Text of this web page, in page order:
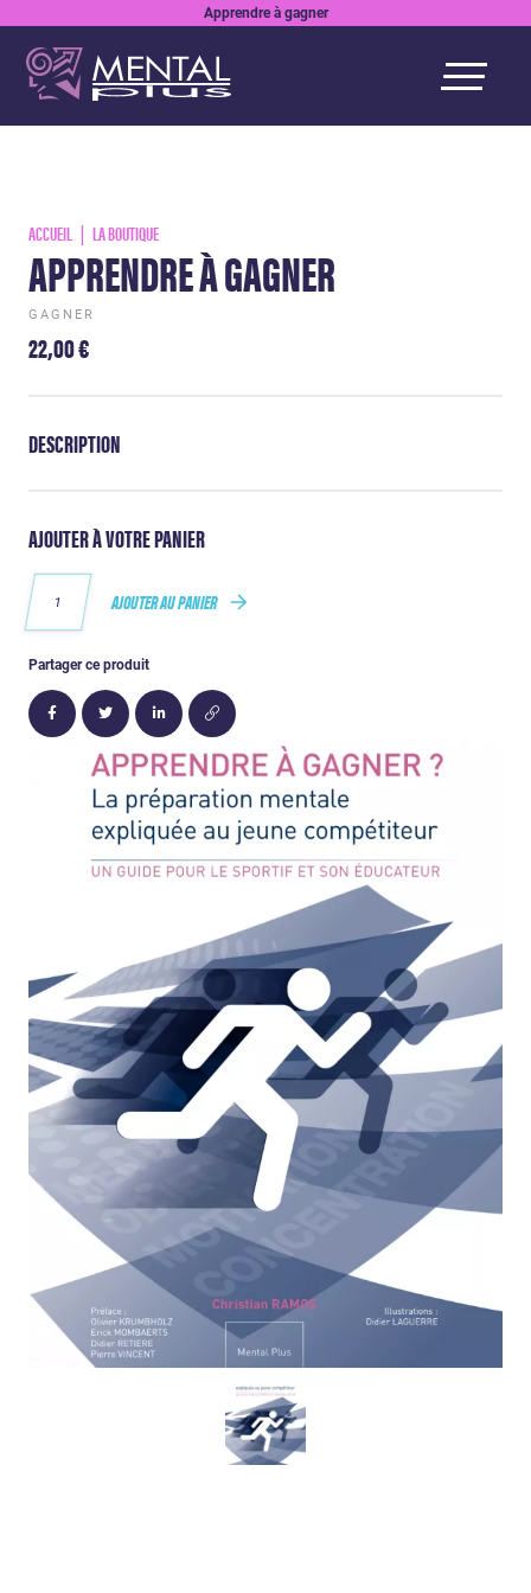
Apprendre à gagner
ACCUEIL LA BOUTIQUE
APPRENDRE À GAGNER
GAGNER
22,00€
DESCRIPTION
AJOUTER À VOTRE PANIER
AJOUTER AU PANIER
Partager ce produit